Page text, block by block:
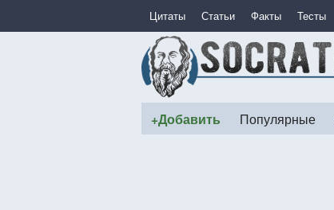
Цитаты Статьи Факты Тесты
+Добавить Популярные